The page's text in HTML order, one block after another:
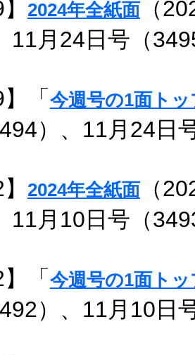
2024年全紙面 （
11月24日号（
「 今週号の1面トッ
）、11月24日
2024年全紙面 （
11月10日号（
「 今週号の1面トッ
）、11月10日